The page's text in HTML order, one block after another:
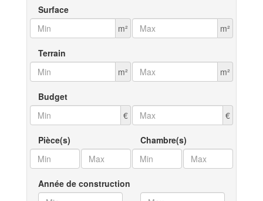
Surface
m²
m²
Terrain
m²
m²
Budget
€
€
Pièce(s) Chambre(s)
Année de construction